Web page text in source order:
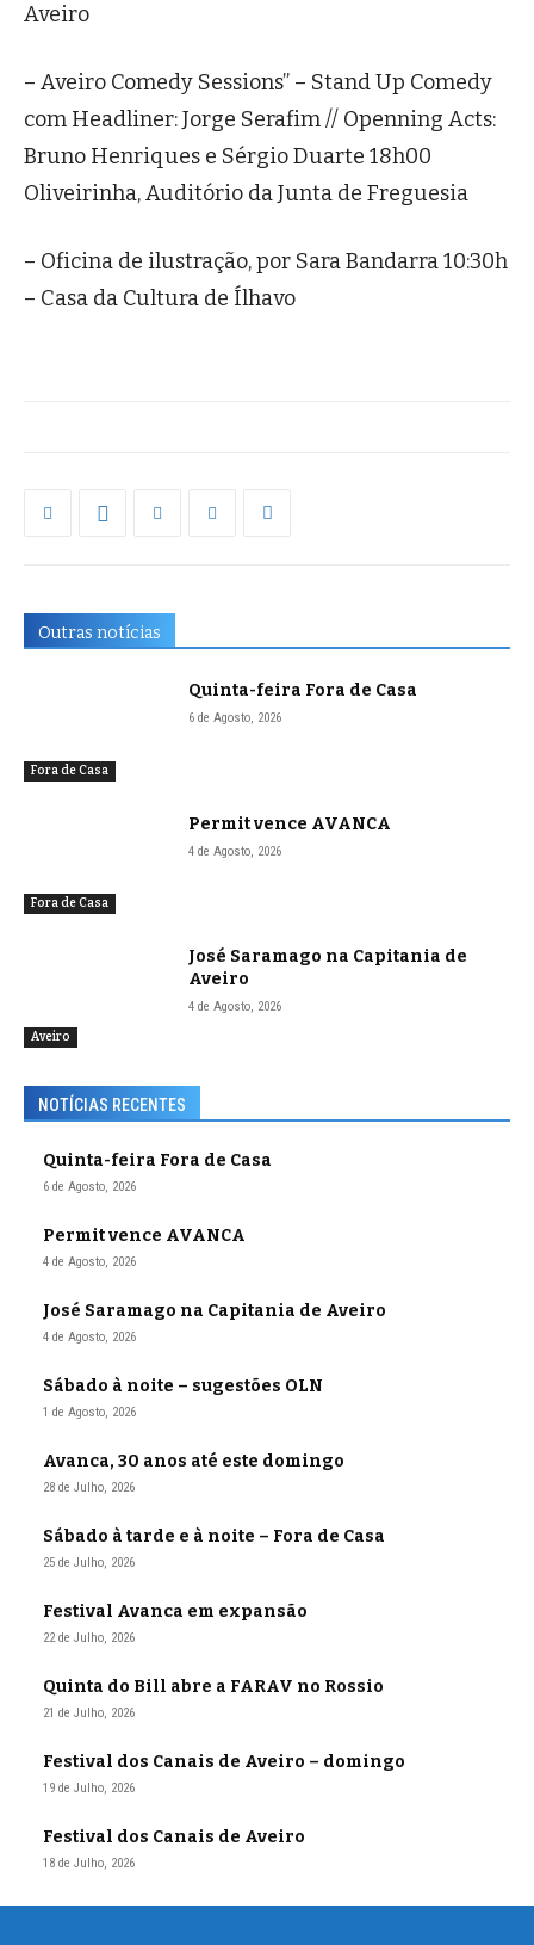
Aveiro
– Aveiro Comedy Sessions” – Stand Up Comedy
com Headliner: Jorge Serafim // Openning Acts:
Bruno Henriques e Sérgio Duarte 18h00
Oliveirinha, Auditório da Junta de Freguesia
– Oficina de ilustração, por Sara Bandarra 10:30h
– Casa da Cultura de Ílhavo
Outras notícias
Fora de Casa
Quinta-feira Fora de Casa
6 de Agosto, 2026
Fora de Casa
Permit vence AVANCA
4 de Agosto, 2026
Aveiro
José Saramago na Capitania de
Aveiro
4 de Agosto, 2026
NOTÍCIAS RECENTES
Quinta-feira Fora de Casa
6 de Agosto, 2026
Permit vence AVANCA
4 de Agosto, 2026
José Saramago na Capitania de Aveiro
4 de Agosto, 2026
Sábado à noite – sugestões OLN
1 de Agosto, 2026
Avanca, 30 anos até este domingo
28 de Julho, 2026
Sábado à tarde e à noite – Fora de Casa
25 de Julho, 2026
Festival Avanca em expansão
22 de Julho, 2026
Quinta do Bill abre a FARAV no Rossio
21 de Julho, 2026
Festival dos Canais de Aveiro – domingo
19 de Julho, 2026
Festival dos Canais de Aveiro
18 de Julho, 2026